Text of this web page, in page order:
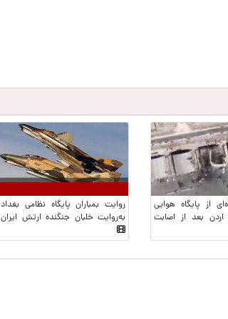
از پایگاه هوایی
بعد از اصابت
روایت بمباران پایگاه نظامی بغداد
به‌روایت خلبان جنگنده ارتش ایران